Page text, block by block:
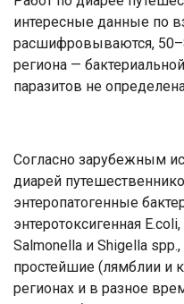
интересные данные по
расшифровываются,
региона —
паразитов не
Согласно зарубежным
диарей
энтеропатогенные
энтеротоксигенная
Salmonella и Shigella
простейшие (лямблии и
регионах и в разное